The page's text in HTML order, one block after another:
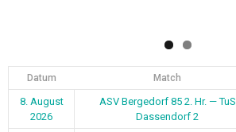
Datum Match
8. August
2026
ASV Bergedorf 85 2. Hr. — TuS
Dassendorf 2